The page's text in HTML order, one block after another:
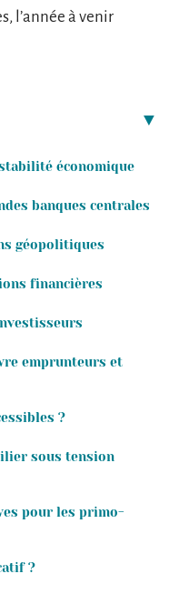
l’année à venir
économique
banques centrales
géopolitiques
financières
emprunteurs et
?
sous tension
pour les primo-
?